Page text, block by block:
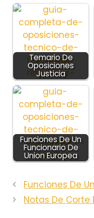
Temario De
Oposiciones
Justicia
Funciones De Un
Funcionario De
Union Europea
Funciones De
Notas De Corte